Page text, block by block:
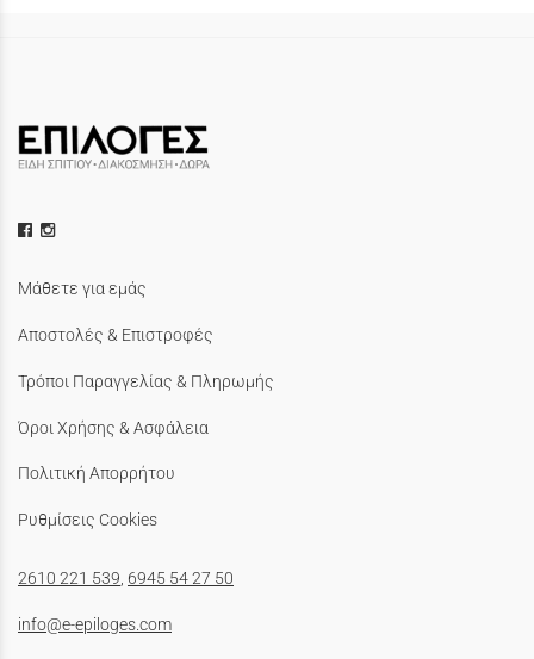
Μάθετε για εμάς
Αποστολές & Επιστροφές
Τρόποι Παραγγελίας & Πληρωμής
Όροι Χρήσης & Ασφάλεια
Πολιτική Απορρήτου
Ρυθμίσεις Cookies
2610 221 539 6945 54 27 50
info@e-epiloges.com